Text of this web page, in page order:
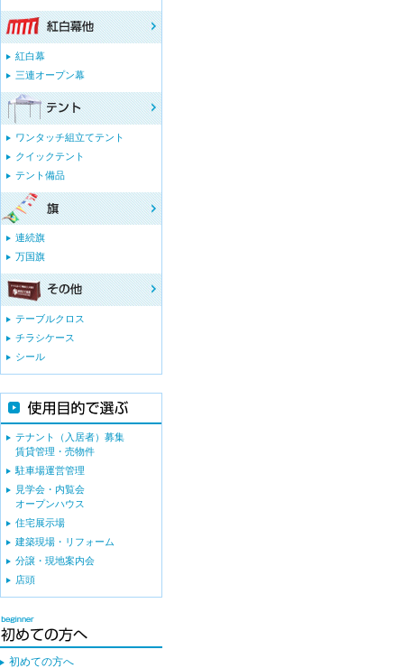
紅白幕
三連オープン幕
ワンタッチ組立てテント
クイックテント
テント備品
連続旗
万国旗
テーブルクロス
チラシケース
シール
テナント（入居者）募集
賃貸管理・売物件
駐車場運営管理
見学会・内覧会
オープンハウス
住宅展示場
建築現場・リフォーム
分譲・現地案内会
店頭
初めての方へ